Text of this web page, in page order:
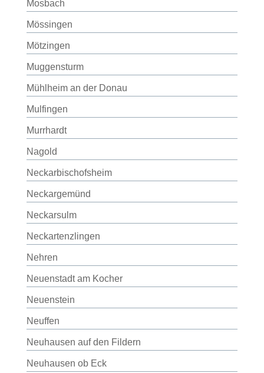
Mosbach
Mössingen
Mötzingen
Muggensturm
Mühlheim an der Donau
Mulfingen
Murrhardt
Nagold
Neckarbischofsheim
Neckargemünd
Neckarsulm
Neckartenzlingen
Nehren
Neuenstadt am Kocher
Neuenstein
Neuffen
Neuhausen auf den Fildern
Neuhausen ob Eck